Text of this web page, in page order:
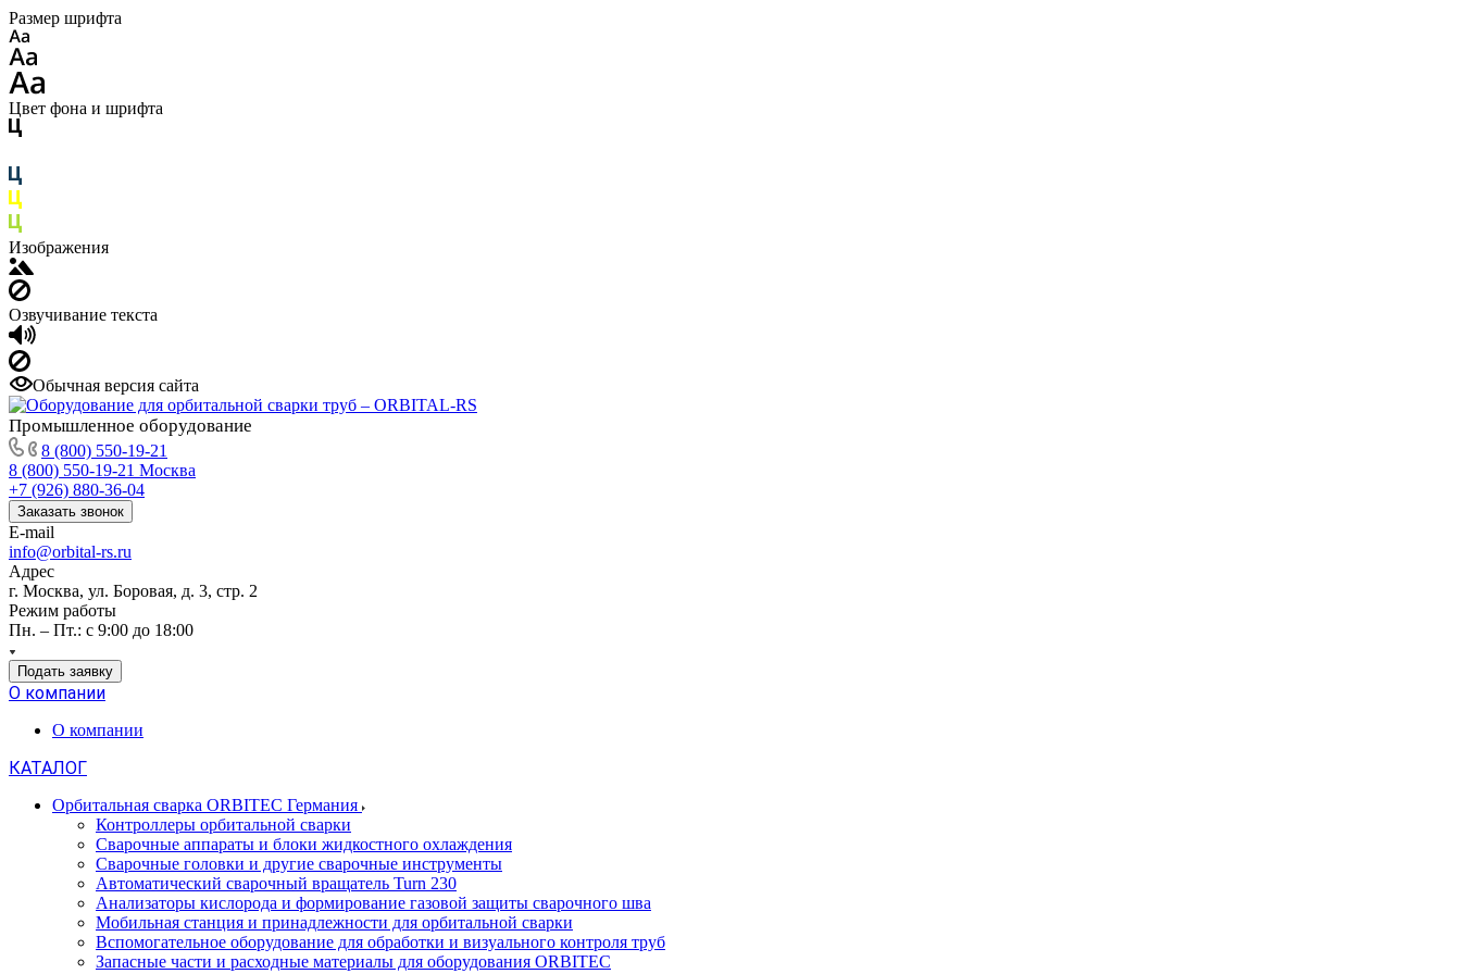
Размер шрифта
Цвет фона и шрифта
Изображения
Озвучивание текста
Обычная версия сайта
Промышленное оборудование
8 (800) 550-19-21
8 (800) 550-19-21 Москва
+7 (926) 880-36-04
Заказать звонок
E-mail
info@orbital-rs.ru
Адрес
г. Москва, ул. Боровая, д. 3, стр. 2
Режим работы
Пн. – Пт.: с 9:00 до 18:00
Подать заявку
О компании
О компании
КАТАЛОГ
Орбитальная сварка ORBITEC Германия
Контроллеры орбитальной сварки
Сварочные аппараты и блоки жидкостного охлаждения
Сварочные головки и другие сварочные инструменты
Автоматический сварочный вращатель Turn 230
Анализаторы кислорода и формирование газовой защиты сварочного шва
Мобильная станция и принадлежности для орбитальной сварки
Вспомогательное оборудование для обработки и визуального контроля труб
Запасные части и расходные материалы для оборудования ORBITEC